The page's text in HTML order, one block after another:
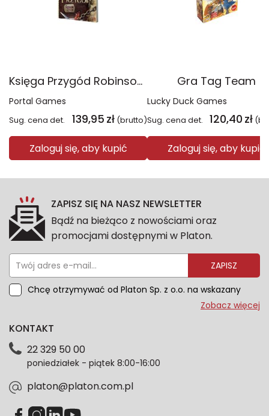
Księga Przygód Robinson Crusoe
Portal Games
Sug. cena det. 139,95 zł (brutto)
Zaloguj się, aby kupić
Gra Tag Team
Lucky Duck Games
Sug. cena det. 120,40 zł
Zaloguj się, aby kupić
ZAPISZ SIĘ NA NASZ NEWSLETTER
Bądź na bieżąco z nowościami oraz
promocjami dostępnymi w Platon.
ZAPISZ
Chcę otrzymywać od Platon Sp. z o.o. na wskazany
przeze mnie adres e-mail informacje marketingowe
dotyczące danych osobowych znajdziesz w naszej
każdym czasie. Wycofanie zgody nie wpłynie na
zgodność z prawem przetwarzania dokonanego przed
Zobacz więcej
KONTAKT
22 329 50 00
poniedziałek - piątek 8:00-16:00
platon@platon.com.pl